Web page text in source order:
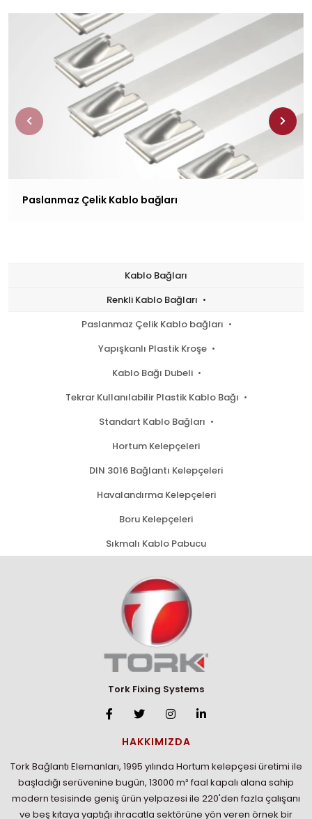
Kablo Bağları
Renkli Kablo Bağları
Paslanmaz Çelik Kablo bağları
Yapışkanlı Plastik Kroşe
Kablo Bağı Dubeli
Tekrar Kullanılabilir Plastik Kablo Bağı
Standart Kablo Bağları
Hortum Kelepçeleri
DIN 3016 Bağlantı Kelepçeleri
Havalandırma Kelepçeleri
Boru Kelepçeleri
Sıkmalı Kablo Pabucu
Paslanmaz Çelik Kablo bağları
Tork Fixing Systems
HAKKIMIZDA
Tork Bağlantı Elemanları, 1995 yılında Hortum kelepçesi üretimi ile
başladığı serüvenine bugün, 13000 m² faal kapalı alana sahip
modern tesisinde geniş ürün yelpazesi ile 220'den fazla çalışanı
ve beş kıtaya yaptığı ihracatla sektörüne yön veren örnek bir